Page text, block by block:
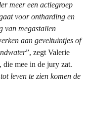
meer een actiegroep
voor ontharding en
van megastallen
aan geveltuintjes of
”, zegt Valerie
die mee in de jury zat.
leven te zien komen de